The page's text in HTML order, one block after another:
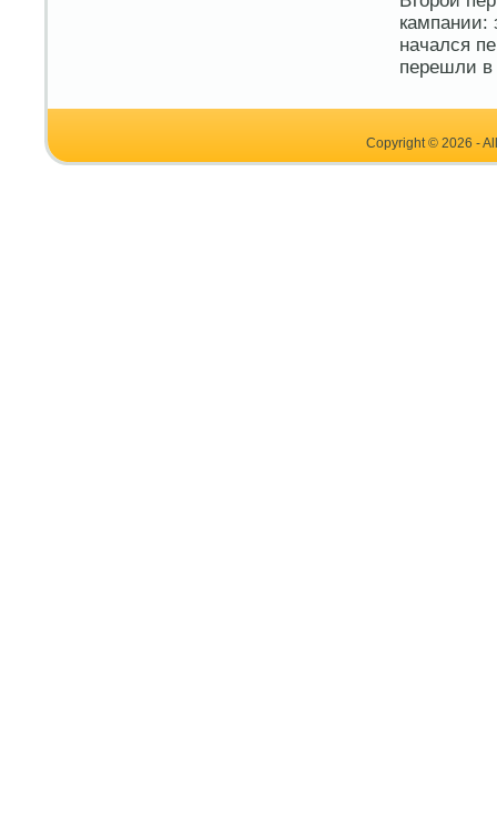
кампании:
начался
перешли в
Copyright © 2026 -